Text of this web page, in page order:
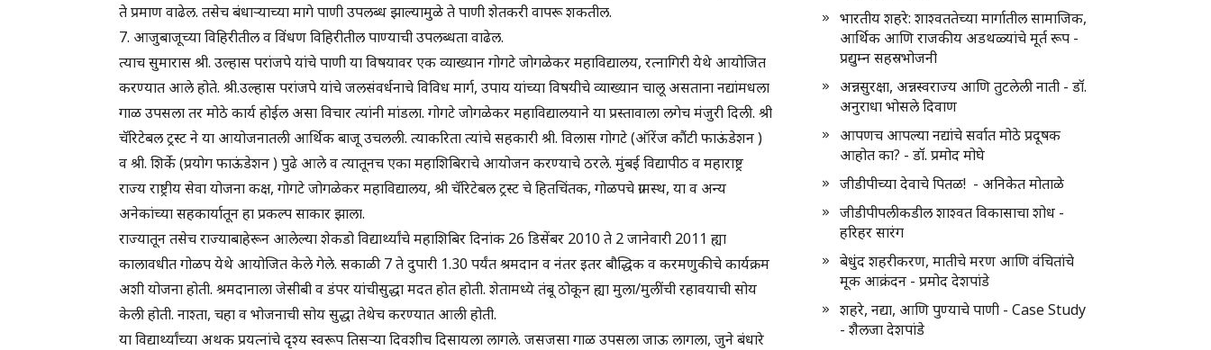
ते प्रमाण वाढेल. तसेच बंधाऱ्याच्या मागे पाणी उपलब्ध झाल्यामुळे ते पाणी शेतकरी वापरू शकतील.
7. आजुबाजूच्या विहिरीतील व विंधण विहिरीतील पाण्याची उपलब्धता वाढेल.
त्याच सुमारास श्री. उल्हास परांजपे यांचे पाणी या विषयावर एक व्याख्यान गोगटे जोगळेकर महाविद्यालय, रत्नागिरी येथे आयोजित
करण्यात आले होते. श्री.उल्हास परांजपे यांचे जलसंवर्धनाचे विविध मार्ग, उपाय यांच्या विषयीचे व्याख्यान चालू असताना नद्यांमधला
गाळ उपसला तर मोठे कार्य होईल असा विचार त्यांनी मांडला. गोगटे जोगळेकर महाविद्यालयाने या प्रस्तावाला लगेच मंजुरी दिली. श्री
चॅरिटेबल ट्रस्ट ने या आयोजनातली आर्थिक बाजू उचलली. त्याकरिता त्यांचे सहकारी श्री. विलास गोगटे (ऑरेंज कौंटी फाऊंडेशन )
व श्री. शिर्के (प्रयोग फाऊंडेशन ) पुढे आले व त्यातूनच एका महाशिबिराचे आयोजन करण्याचे ठरले. मुंबई विद्यापीठ व महाराष्ट्र
राज्य राष्ट्रीय सेवा योजना कक्ष, गोगटे जोगळेकर महाविद्यालय, श्री चॅरिटेबल ट्रस्ट चे हितचिंतक, गोळपचे ग्रामस्थ, या व अन्य
अनेकांच्या सहकार्यातून हा प्रकल्प साकार झाला.
राज्यातून तसेच राज्याबाहेरून आलेल्या शेकडो विद्यार्थ्यांचे महाशिबिर दिनांक 26 डिसेंबर 2010 ते 2 जानेवारी 2011 ह्या
कालावधीत गोळप येथे आयोजित केले गेले. सकाळी 7 ते दुपारी 1.30 पर्यंत श्रमदान व नंतर इतर बौद्धिक व करमणुकीचे कार्यक्रम
अशी योजना होती. श्रमदानाला जेसीबी व डंपर यांचीसुद्धा मदत होत होती. शेतामध्ये तंबू ठोकून ह्या मुला/मुलींची रहावयाची सोय
केली होती. नाश्ता, चहा व भोजनाची सोय सुद्धा तेथेच करण्यात आली होती.
या विद्यार्थ्यांच्या अथक प्रयत्नांचे दृश्य स्वरूप तिसऱ्या दिवशीच दिसायला लागले. जसजसा गाळ उपसला जाऊ लागला, जुने बंधारे
भारतीय शहरे: शाश्वततेच्या मार्गातील सामाजिक,
आर्थिक आणि राजकीय अडथळ्यांचे मूर्त रूप -
प्रद्युम्न सहस्रभोजनी
अन्नसुरक्षा, अन्नस्वराज्य आणि तुटलेली नाती - डॉ.
अनुराधा भोसले दिवाण
आपणच आपल्या नद्यांचे सर्वात मोठे प्रदूषक
आहोत का? - डॉ. प्रमोद मोघे
जीडीपीच्या देवाचे पितळ! - अनिकेत मोताळे
जीडीपीपलीकडील शाश्वत विकासाचा शोध -
हरिहर सारंग
बेधुंद शहरीकरण, मातीचे मरण आणि वंचितांचे
मूक आक्रंदन - प्रमोद देशपांडे
शहरे, नद्या, आणि पुण्याचे पाणी - Case Study
- शैलजा देशपांडे